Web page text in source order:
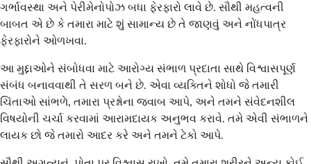
ગર્ભાવસ્થા અને પેરીમેનોપોઝ બધા ફેરફારો લાવે છે. સૌથી મહત્વની
બાબત એ છે કે તમારા માટે શું સામાન્ય છે તે જાણવું અને નોંધપાત્ર
ફેરફારોને ઓળખવા.
આ મુદ્દાઓને સંબોધવા માટે આરોગ્ય સંભાળ પ્રદાતા સાથે વિશ્વાસપૂર્ણ
સંબંધ બનાવવાથી તે સરળ બને છે. એવા વ્યક્તિને શોધો જે તમારી
ચિંતાઓ સાંભળે, તમારા પ્રશ્નોના જવાબ આપે, અને તમને સંવેદનશીલ
વિષયોની ચર્ચા કરવામાં આરામદાયક અનુભવ કરાવે. તમે એવી સંભાળને
લાયક છો જે તમારો આદર કરે અને તમને ટેકો આપે.